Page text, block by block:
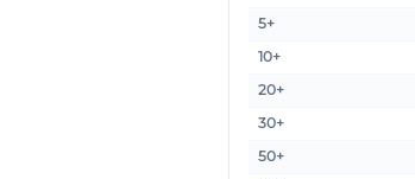
5+
10+
20+
30+
50+